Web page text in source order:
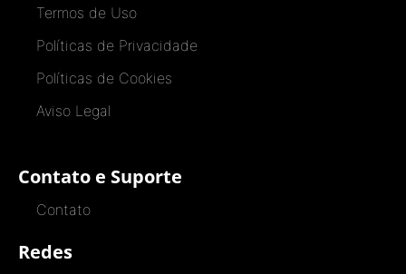
Termos de Uso
Políticas de Privacidade
Políticas de Cookies
Aviso Legal
Contato e Suporte
Contato
Redes